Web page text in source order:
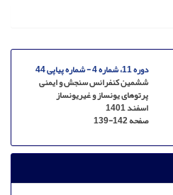
دوره 11، شماره 4 - شماره پیاپی 44
ششمین کنفرانس سنجش و ایمنی
پرتوهای یونساز و غیریونساز
اسفند 1401
صفحه139-142